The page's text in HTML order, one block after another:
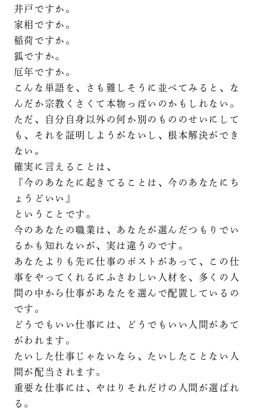
井戸ですか。
家相ですか。
稲荷ですか。
狐ですか。
厄年ですか。
こんな単語を、さも難しそうに並べてみると、な
んだか宗教くさくて本物っぽいのかもしれない。
ただ、自分自身以外の何か別のもののせいにして
も、それを証明しようがないし、根本解決ができ
ない。
確実に言えることは、
『今のあなたに起きてることは、今のあなたにち
ょうどいい』
ということです。
今のあなたの職業は、あなたが選んだつもりでい
るかも知れないが、実は違うのです。
あなたよりも先に仕事のポストがあって、この仕
事をやってくれるにふさわしい人材を、多くの人
間の中から仕事があなたを選んで配置しているの
です。
どうでもいい仕事には、どうでもいい人間があて
がわれます。
たいした仕事じゃないなら、たいしたことない人
間が配当されます。
重要な仕事には、やはりそれだけの人間が選ばれ
る。